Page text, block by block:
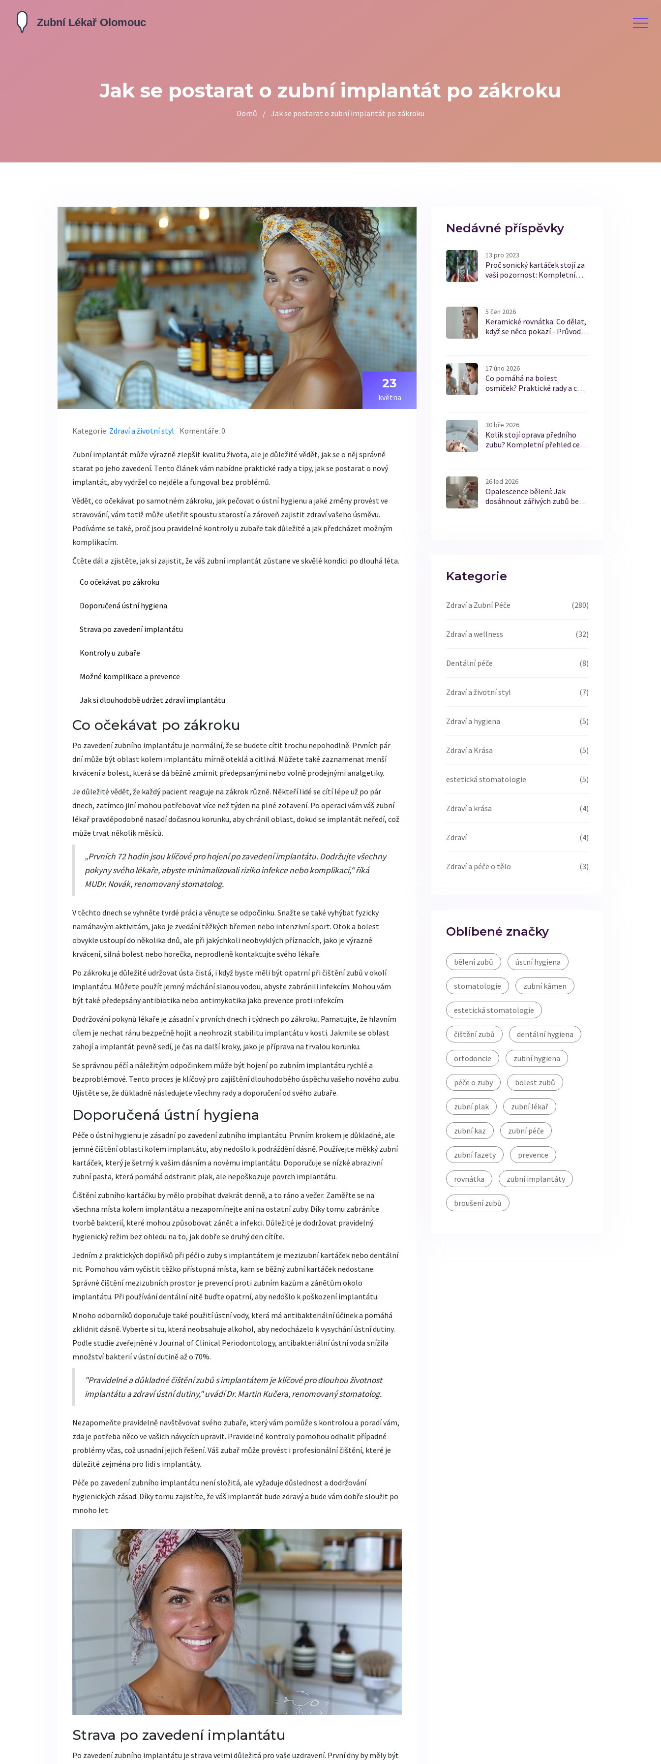
Jak se postarat o zubní implantát po zákroku
Domů / Jak se postarat o zubní implantát po zákroku
23
května
Kategorie: Zdraví a životní styl Komentáře: 0
Zubní implantát může výrazně zlepšit kvalitu života, ale je důležité vědět, jak se o něj správně
starat po jeho zavedení. Tento článek vám nabídne praktické rady a tipy, jak se postarat o nový
implantát, aby vydržel co nejdéle a fungoval bez problémů.
Vědět, co očekávat po samotném zákroku, jak pečovat o ústní hygienu a jaké změny provést ve
stravování, vám totiž může ušetřit spoustu starostí a zároveň zajistit zdraví vašeho úsměvu.
Podíváme se také, proč jsou pravidelné kontroly u zubaře tak důležité a jak předcházet možným
komplikacím.
Čtěte dál a zjistěte, jak si zajistit, že váš zubní implantát zůstane ve skvělé kondici po dlouhá léta.
Co očekávat po zákroku
Doporučená ústní hygiena
Strava po zavedení implantátu
Kontroly u zubaře
Možné komplikace a prevence
Jak si dlouhodobě udržet zdraví implantátu
Co očekávat po zákroku
Po zavedení zubního implantátu je normální, že se budete cítit trochu nepohodlně. Prvních pár
dní může být oblast kolem implantátu mírně oteklá a citlivá. Můžete také zaznamenat menší
krvácení a bolest, která se dá běžně zmírnit předepsanými nebo volně prodejnými analgetiky.
Je důležité vědět, že každý pacient reaguje na zákrok různě. Někteří lidé se cítí lépe už po pár
dnech, zatímco jiní mohou potřebovat více než týden na plné zotavení. Po operaci vám váš zubní
lékař pravděpodobně nasadí dočasnou korunku, aby chránil oblast, dokud se implantát neředí, což
může trvat několik měsíců.
„Prvních 72 hodin jsou klíčové pro hojení po zavedení implantátu. Dodržujte všechny
pokyny svého lékaře, abyste minimalizovali riziko infekce nebo komplikací,“ říká
MUDr. Novák, renomovaný stomatolog.
V těchto dnech se vyhněte tvrdé práci a věnujte se odpočinku. Snažte se také vyhýbat fyzicky
namáhavým aktivitám, jako je zvedání těžkých břemen nebo intenzivní sport. Otok a bolest
obvykle ustoupí do několika dnů, ale při jakýchkoli neobvyklých příznacích, jako je výrazné
krvácení, silná bolest nebo horečka, neprodleně kontaktujte svého lékaře.
Po zákroku je důležité udržovat ústa čistá, i když byste měli být opatrní při čištění zubů v okolí
implantátu. Můžete použít jemný máchání slanou vodou, abyste zabránili infekcím. Mohou vám
být také předepsány antibiotika nebo antimykotika jako prevence proti infekcím.
Dodržování pokynů lékaře je zásadní v prvních dnech i týdnech po zákroku. Pamatujte, že hlavním
cílem je nechat ránu bezpečně hojit a neohrozit stabilitu implantátu v kosti. Jakmile se oblast
zahojí a implantát pevně sedí, je čas na další kroky, jako je příprava na trvalou korunku.
Se správnou péčí a náležitým odpočinkem může být hojení po zubním implantátu rychlé a
bezproblémové. Tento proces je klíčový pro zajištění dlouhodobého úspěchu vašeho nového zubu.
Ujistěte se, že důkladně následujete všechny rady a doporučení od svého zubaře.
Doporučená ústní hygiena
Péče o ústní hygienu je zásadní po zavedení zubního implantátu. Prvním krokem je důkladné, ale
jemné čištění oblasti kolem implantátu, aby nedošlo k podráždění dásně. Používejte měkký zubní
kartáček, který je šetrný k vašim dásním a novému implantátu. Doporučuje se nízké abrazivní
zubní pasta, která pomáhá odstranit plak, ale nepoškozuje povrch implantátu.
Čištění zubního kartáčku by mělo probíhat dvakrát denně, a to ráno a večer. Zaměřte se na
všechna místa kolem implantátu a nezapomínejte ani na ostatní zuby. Díky tomu zabráníte
tvorbě bakterií, které mohou způsobovat zánět a infekci. Důležité je dodržovat pravidelný
hygienický režim bez ohledu na to, jak dobře se druhý den cítíte.
Jedním z praktických doplňků při péči o zuby s implantátem je mezizubní kartáček nebo dentální
nit. Pomohou vám vyčistit těžko přístupná místa, kam se běžný zubní kartáček nedostane.
Správné čištění mezizubních prostor je prevencí proti zubním kazům a zánětům okolo
implantátu. Při používání dentální nitě buďte opatrní, aby nedošlo k poškození implantátu.
Mnoho odborníků doporučuje také použití ústní vody, která má antibakteriální účinek a pomáhá
zklidnit dásně. Vyberte si tu, která neobsahuje alkohol, aby nedocházelo k vysychání ústní dutiny.
Podle studie zveřejněné v Journal of Clinical Periodontology, antibakteriální ústní voda snížila
množství bakterií v ústní dutině až o 70%.
"Pravidelné a důkladné čištění zubů s implantátem je klíčové pro dlouhou životnost
implantátu a zdraví ústní dutiny," uvádí Dr. Martin Kučera, renomovaný stomatolog.
Nezapomeňte pravidelně navštěvovat svého zubaře, který vám pomůže s kontrolou a poradí vám,
zda je potřeba něco ve vašich návycích upravit. Pravidelné kontroly pomohou odhalit případné
problémy včas, což usnadní jejich řešení. Váš zubař může provést i profesionální čištění, které je
důležité zejména pro lidi s implantáty.
Péče po zavedení zubního implantátu není složitá, ale vyžaduje důslednost a dodržování
hygienických zásad. Díky tomu zajistíte, že váš implantát bude zdravý a bude vám dobře sloužit po
mnoho let.
Strava po zavedení implantátu
Po zavedení zubního implantátu je strava velmi důležitá pro vaše uzdravení. První dny by měly být
Nedávné příspěvky
13 pro 2023
Proč sonický kartáček stojí za
vaši pozornost: Kompletní
5 čen 2026
Keramické rovnátka: Co dělat,
když se něco pokazí - Průvodce
17 úno 2026
Co pomáhá na bolest
osmiček? Praktické rady a co
30 bře 2026
Kolik stojí oprava předního
zubu? Kompletní přehled cen
26 led 2026
Opalescence bělení: Jak
dosáhnout zářivých zubů bez
Kategorie
Zdraví a Zubní Péče (280)
Zdraví a wellness (32)
Dentální péče (8)
Zdraví a životní styl (7)
Zdraví a hygiena (5)
Zdraví a Krása (5)
estetická stomatologie (5)
Zdraví a krása (4)
Zdraví (4)
Zdraví a péče o tělo (3)
Oblíbené značky
bělení zubů ústní hygiena
stomatologie zubní kámen
estetická stomatologie
čištění zubů dentální hygiena
ortodoncie zubní hygiena
péče o zuby bolest zubů
zubní plak zubní lékař
zubní kaz zubní péče
zubní fazety prevence
rovnátka zubní implantáty
broušení zubů